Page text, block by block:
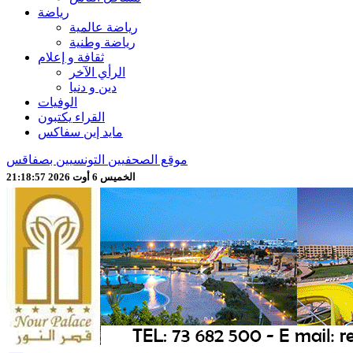
رياضة
رياضة عالمية
رياضة وطنية
ثقافة و إعلام
الرأي الآخر
دين و دنيا
الوفيات
القراء يكتبون
مايد إين سفاكس
موقع الصحفيين التونسيين بصفاقس
الخميس 6 أوت 2026 21:18:59